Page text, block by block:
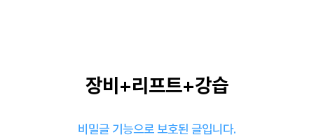
장비+리프트+강습
비밀글 기능으로 보호된 글입니다.